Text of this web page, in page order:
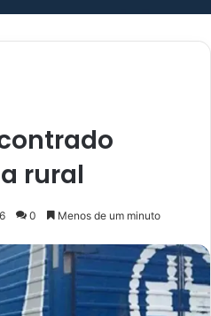
rural
0 Menos de um minuto